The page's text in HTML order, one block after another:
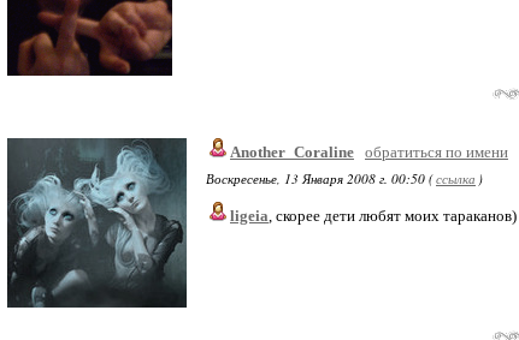
Another_Coraline обратиться по имени
Воскресенье, 13 Января 2008 г. 00:50 (ссылка )
ligeia, скорее дети любят моих тараканов)